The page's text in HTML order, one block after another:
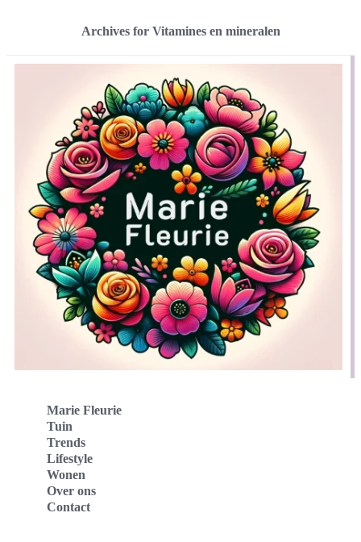
Archives for Vitamines en mineralen
Marie Fleurie
Tuin
Trends
Lifestyle
Wonen
Over ons
Contact